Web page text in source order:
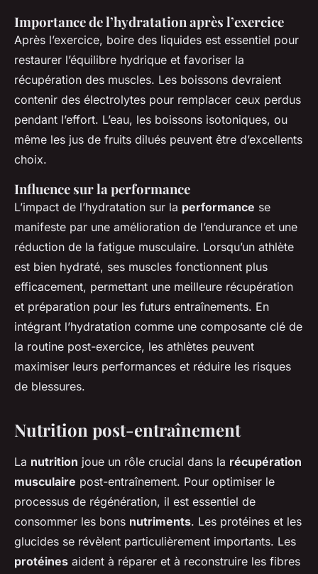
Importance de l’hydratation après l’exercice
Après l’exercice, boire des liquides est essentiel pour
restaurer l’équilibre hydrique et favoriser la
récupération des muscles. Les boissons devraient
contenir des électrolytes pour remplacer ceux perdus
pendant l’effort. L’eau, les boissons isotoniques, ou
même les jus de fruits dilués peuvent être d’excellents
choix.
Influence sur la performance
L’impact de l’hydratation sur la performance se
manifeste par une amélioration de l’endurance et une
réduction de la fatigue musculaire. Lorsqu’un athlète
est bien hydraté, ses muscles fonctionnent plus
efficacement, permettant une meilleure récupération
et préparation pour les futurs entraînements. En
intégrant l’hydratation comme une composante clé de
la routine post-exercice, les athlètes peuvent
maximiser leurs performances et réduire les risques
de blessures.
Nutrition post-entraînement
La nutrition joue un rôle crucial dans la récupération
musculaire post-entraînement. Pour optimiser le
processus de régénération, il est essentiel de
consommer les bons nutriments. Les protéines et les
glucides se révèlent particulièrement importants. Les
protéines aident à réparer et à reconstruire les fibres